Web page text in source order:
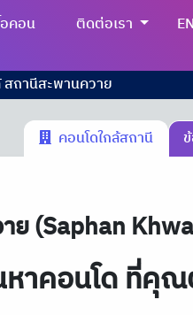
คอน
ติดต่อเรา EN
สถานีสะพานควาย
คอนโดใกล้สถานี
ย (Saphan
าคอนโด ที่คุ